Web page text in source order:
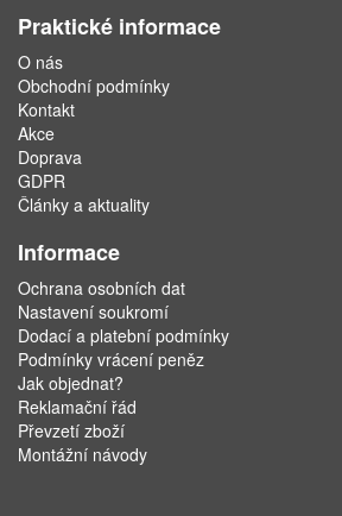
Praktické informace
O nás
Obchodní podmínky
Kontakt
Akce
Doprava
GDPR
Články a aktuality
Informace
Ochrana osobních dat
Nastavení soukromí
Dodací a platební podmínky
Podmínky vrácení peněz
Jak objednat?
Reklamační řád
Převzetí zboží
Montážní návody